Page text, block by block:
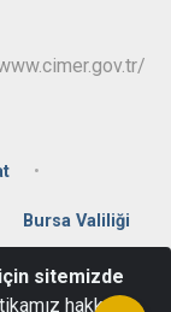
Bursa Valiliği
İznik / BURSA
sitemizde
hakkında